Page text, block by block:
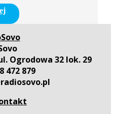
Ogrodowa 32 lok. 29
472 879